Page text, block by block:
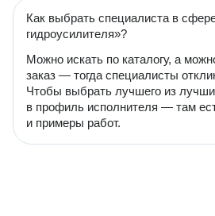
Как выбрать специалиста в
гидроусилителя»?
Можно искать по каталогу, а
заказ — тогда специалисты
Чтобы выбрать лучшего из
в профиль исполнителя — там
и примеры работ.